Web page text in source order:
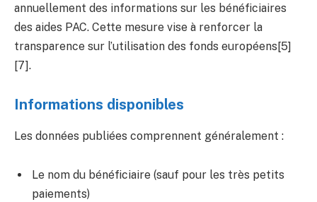
annuellement des informations sur les bénéficiaires
des aides PAC. Cette mesure vise à renforcer la
transparence sur l’utilisation des fonds européens[5]
[7].
Informations disponibles
Les données publiées comprennent généralement :
Le nom du bénéficiaire (sauf pour les très petits
paiements)